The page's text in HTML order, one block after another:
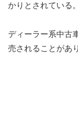
かりとされている。
ディーラー系中古
売されることがあ